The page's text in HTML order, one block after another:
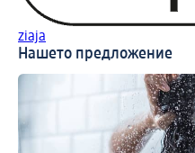
ziaja
Нашето предложение